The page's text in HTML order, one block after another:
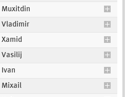
Muxitdin
Vladimir
Xamid
Vasilij
Ivan
Mixail